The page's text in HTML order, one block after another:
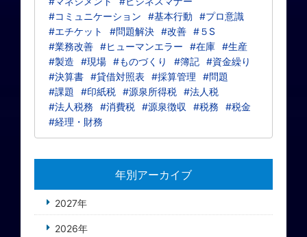
#コミュニケーション
#基本行動
#プロ意識
#エチケット
#問題解決 #改善 #５S
#業務改善 #ヒューマンエラー #在庫 #生産
#製造
#現場 #ものづくり #簿記 #資金繰り
#決算書 #貸借対照表 #採算管理
#問題
#課題
#印紙税 #源泉所得税 #法人税
#法人税務
#消費税 #源泉徴収 #税務
#税金
#経理・財務
年別アーカイブ
2027年
2026年